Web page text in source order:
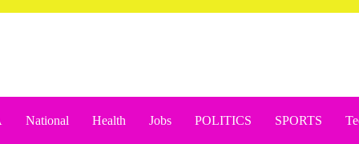
National Health Jobs POLITICS SPORTS